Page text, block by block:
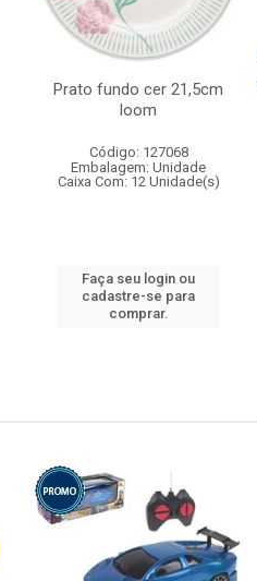
Prato fundo cer 21,5cm
loom
Código: 127068
Embalagem: Unidade
Caixa Com: 12 Unidade(s)
Faça seu login ou
cadastre-se para
comprar.